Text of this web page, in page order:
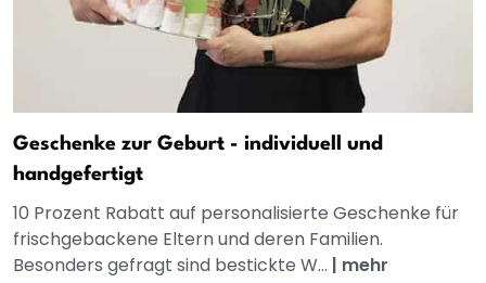
Geschenke zur Geburt - individuell und
handgefertigt
10 Prozent Rabatt auf personalisierte Geschenke für
frischgebackene Eltern und deren Familien.
Besonders gefragt sind bestickte W... | mehr